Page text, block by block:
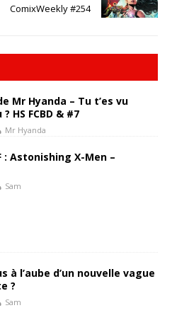
ComixWeekly #254
Mr Hyanda – Tu t’es vu
HS FCBD & #7
Mr Hyanda
: Astonishing X-Men –
Sam
à l’aube d’un nouvelle vague
?
Sam